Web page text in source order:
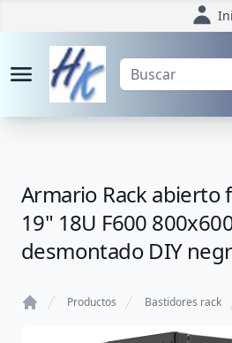
Armario Rack abierto
19" 18U F600
desmontado DIY
Productos Bastidores rack